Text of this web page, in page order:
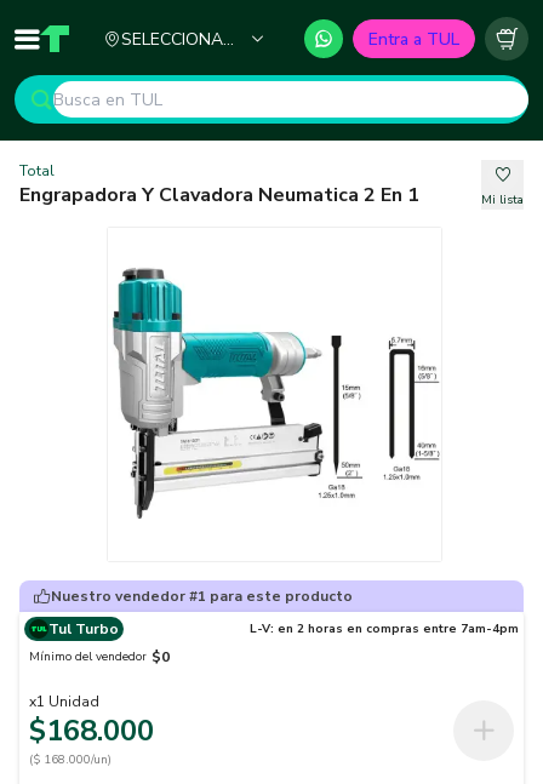
Inicio TUL - Tu Marketplace de Construcción
SELECCIONA
Entra a TUL
Total
Engrapadora Y Clavadora Neumatica 2 En 1 Mi lista
Nuestro vendedor #1 para este producto
Tul Turbo
L-V: en 2 horas en compras entre 7am-4pm
Mínimo del vendedor $0
x1 Unidad
$168.000
($ 168.000/un)